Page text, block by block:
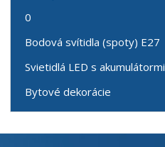
0
Bodová svítidla (spoty) E27
Svietidlá LED s akumulátormi
Bytové dekorácie